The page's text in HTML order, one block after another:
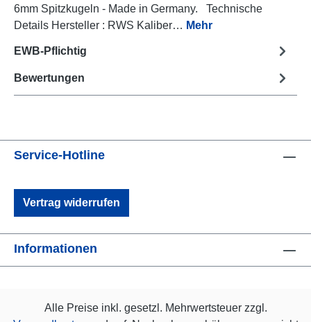
6mm Spitzkugeln - Made in Germany. Technische
Details Hersteller : RWS Kaliber… Mehr
EWB-Pflichtig
Bewertungen
Service-Hotline
Vertrag widerrufen
Informationen
Alle Preise inkl. gesetzl. Mehrwertsteuer zzgl.